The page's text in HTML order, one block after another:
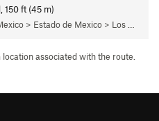
150 ft (45 m)
associated with the route.